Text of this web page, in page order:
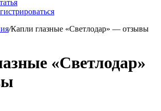
/Капли глазные «Светлодар» — отзывы
«Светлодар»